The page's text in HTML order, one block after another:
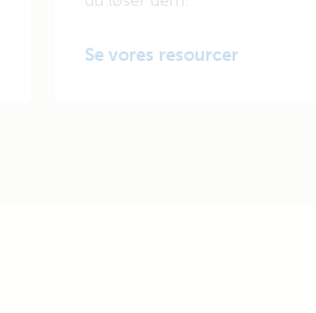
Se vores resourcer